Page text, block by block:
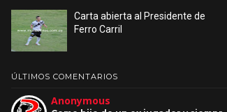
Carta abierta al Presidente de
Ferro Carril
ÚLTIMOS COMENTARIOS
Anonymous